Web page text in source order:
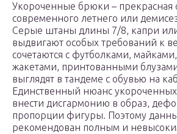
Укороченные брюки – прекрасная
современного летнего или
Серые штаны длины 7/8, капри
выдвигают особых требований к
сочетаются с футболками,
жакетами, принтованными
выглядят в тандеме с обувью на
Единственный нюанс
внести дисгармонию в образ,
пропорции фигуры. Поэтому
рекомендован полным и